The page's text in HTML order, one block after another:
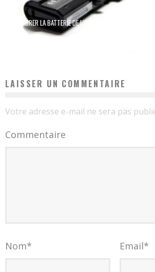
CALIBRER LA BATTERIE DE L’ORDINATEUR PORTABLE
LAISSER UN COMMENTAIRE
Votre adresse e-mail ne sera pas
Commentaire
Nom* Email*